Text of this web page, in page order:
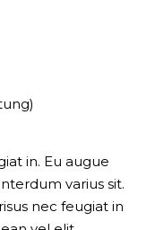
in. Eu augue
varius sit.
nec feugiat in